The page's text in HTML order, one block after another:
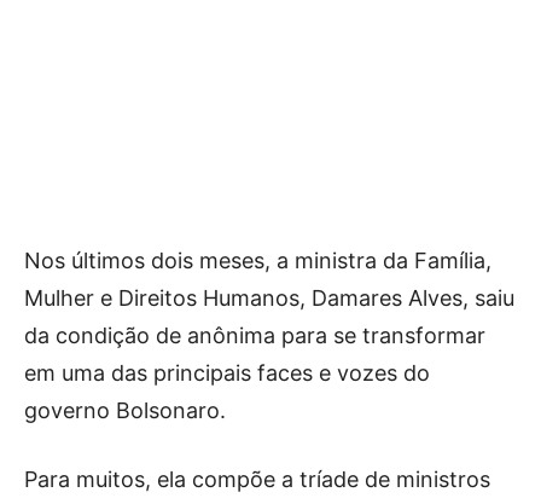
Nos últimos dois meses, a ministra da Família,
Mulher e Direitos Humanos, Damares Alves, saiu
da condição de anônima para se transformar
em uma das principais faces e vozes do
governo Bolsonaro.
Para muitos, ela compõe a tríade de ministros